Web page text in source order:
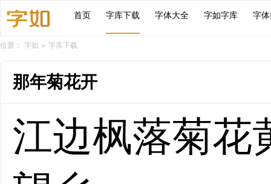
首页 字库下载 字体大全 字如字库 字
位置： 字如 > 字库下载
那年菊花开
江边枫落菊花